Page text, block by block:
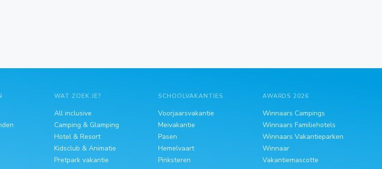
WAT ZOEK JE?
All inclusive
Camping & Glamping
Hotel & Resort
Kidsclub & Animatie
Pretpark vakantie
SCHOOLVAKANTIES
Voorjaarsvakantie
Meivakantie
Pasen
Hemelvaart
Pinksteren
AWARDS 2026
Winnaars Campings
Winnaars Familiehotels
Winnaars Vakantieparken
Winnaar
Vakantiemascotte